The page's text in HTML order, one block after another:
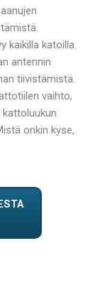
kaikilla katoilla.
antennin
tiivistämistä.
vaihto,
onkin kyse,